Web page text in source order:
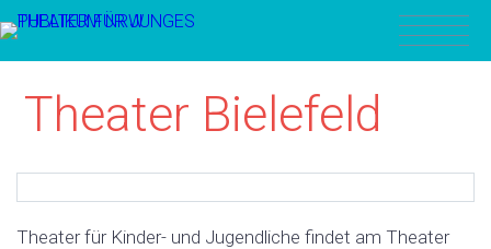
Theater Bielefeld
Theater für Kinder- und Jugendliche findet am Theater